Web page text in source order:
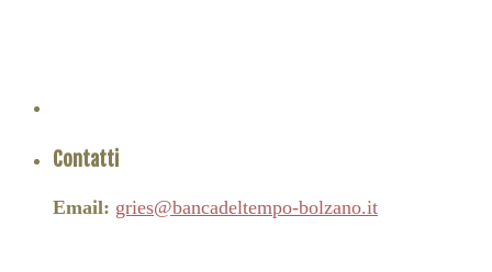
Contatti
Email: gries@bancadeltempo-bolzano.it